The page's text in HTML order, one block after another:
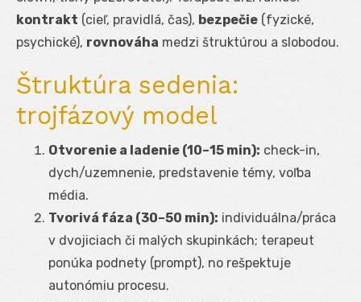
kontrakt (cieľ, pravidlá, čas), bezpečie (fyzické,
psychické), rovnováha medzi štruktúrou a slobodou.
Štruktúra sedenia:
trojfázový model
Otvorenie a ladenie (10–15 min): check-in,
dych/uzemnenie, predstavenie témy, voľba
média.
Tvorivá fáza (30–50 min): individuálna/práca
v dvojiciach či malých skupinkách; terapeut
ponúka podnety (prompt), no rešpektuje
autonómiu procesu.